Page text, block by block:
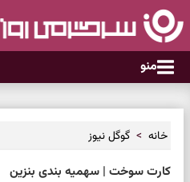
منو
خانه گوگل نیوز
کارت سوخت | سهمیه بندی بنزین